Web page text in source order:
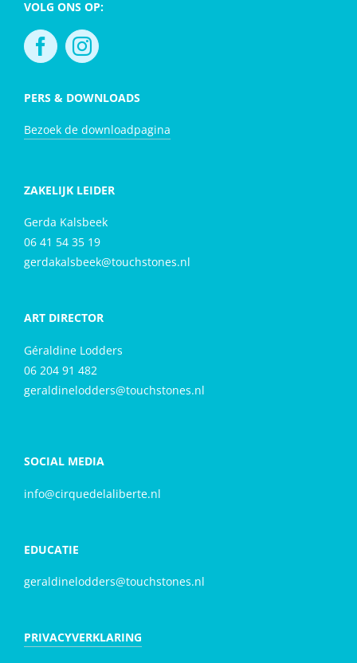
VOLG ONS OP:
PERS & DOWNLOADS
Bezoek de downloadpagina
ZAKELIJK LEIDER
Gerda Kalsbeek
06 41 54 35 19
gerdakalsbeek@touchstones.nl
ART DIRECTOR
Géraldine Lodders
06 204 91 482
geraldinelodders@touchstones.nl
SOCIAL MEDIA
info@cirquedelaliberte.nl
EDUCATIE
geraldinelodders@touchstones.nl
PRIVACYVERKLARING